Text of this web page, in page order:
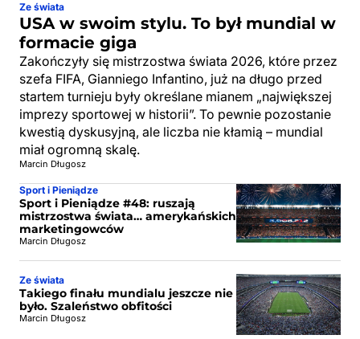
Ze świata
USA w swoim stylu. To był mundial w
formacie giga
Zakończyły się mistrzostwa świata 2026, które przez
szefa FIFA, Gianniego Infantino, już na długo przed
startem turnieju były określane mianem „największej
imprezy sportowej w historii”. To pewnie pozostanie
kwestią dyskusyjną, ale liczba nie kłamią – mundial
miał ogromną skalę.
Marcin Długosz
Sport i Pieniądze
Sport i Pieniądze #48: ruszają
mistrzostwa świata… amerykańskich
marketingowców
Marcin Długosz
Ze świata
Takiego finału mundialu jeszcze nie
było. Szaleństwo obfitości
Marcin Długosz